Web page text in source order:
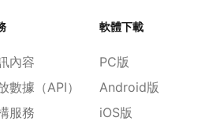
內容
數據（API）
服務
軟體下載
PC版
Android版
iOS版